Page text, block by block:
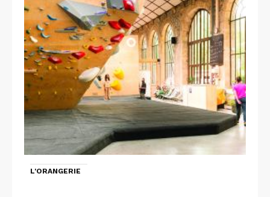
L'ORANGERIE